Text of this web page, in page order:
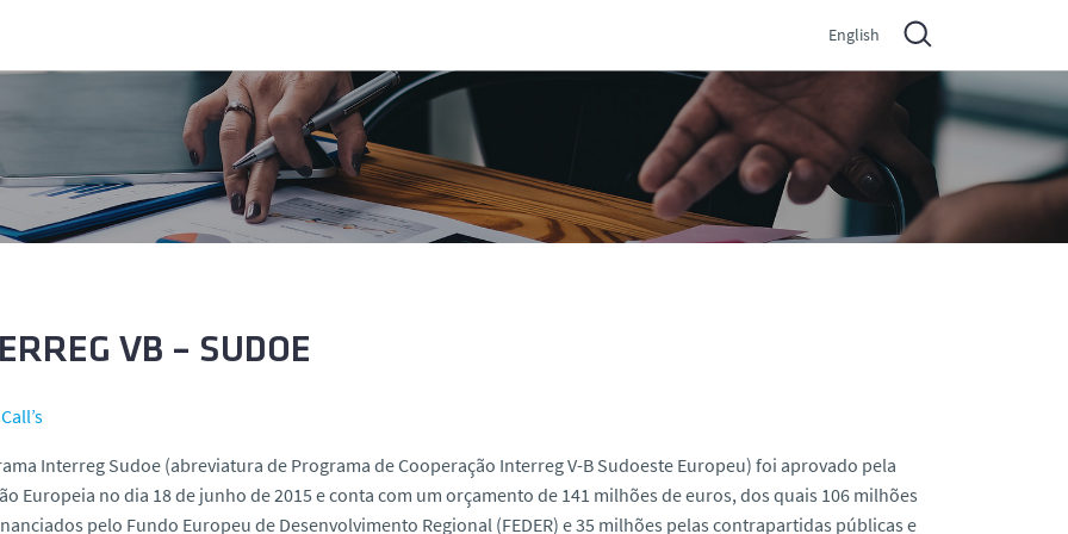
English
VB – SUDOE
Interreg Sudoe (abreviatura de Programa de Cooperação Interreg V-B Sudoeste Europeu) foi aprovado pela
Europeia no dia 18 de junho de 2015 e conta com um orçamento de 141 milhões de euros, dos quais 106 milhões
pelo Fundo Europeu de Desenvolvimento Regional (FEDER) e 35 milhões pelas contrapartidas públicas e